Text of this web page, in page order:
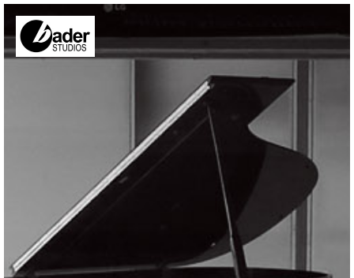
Direkt zum Inhalt